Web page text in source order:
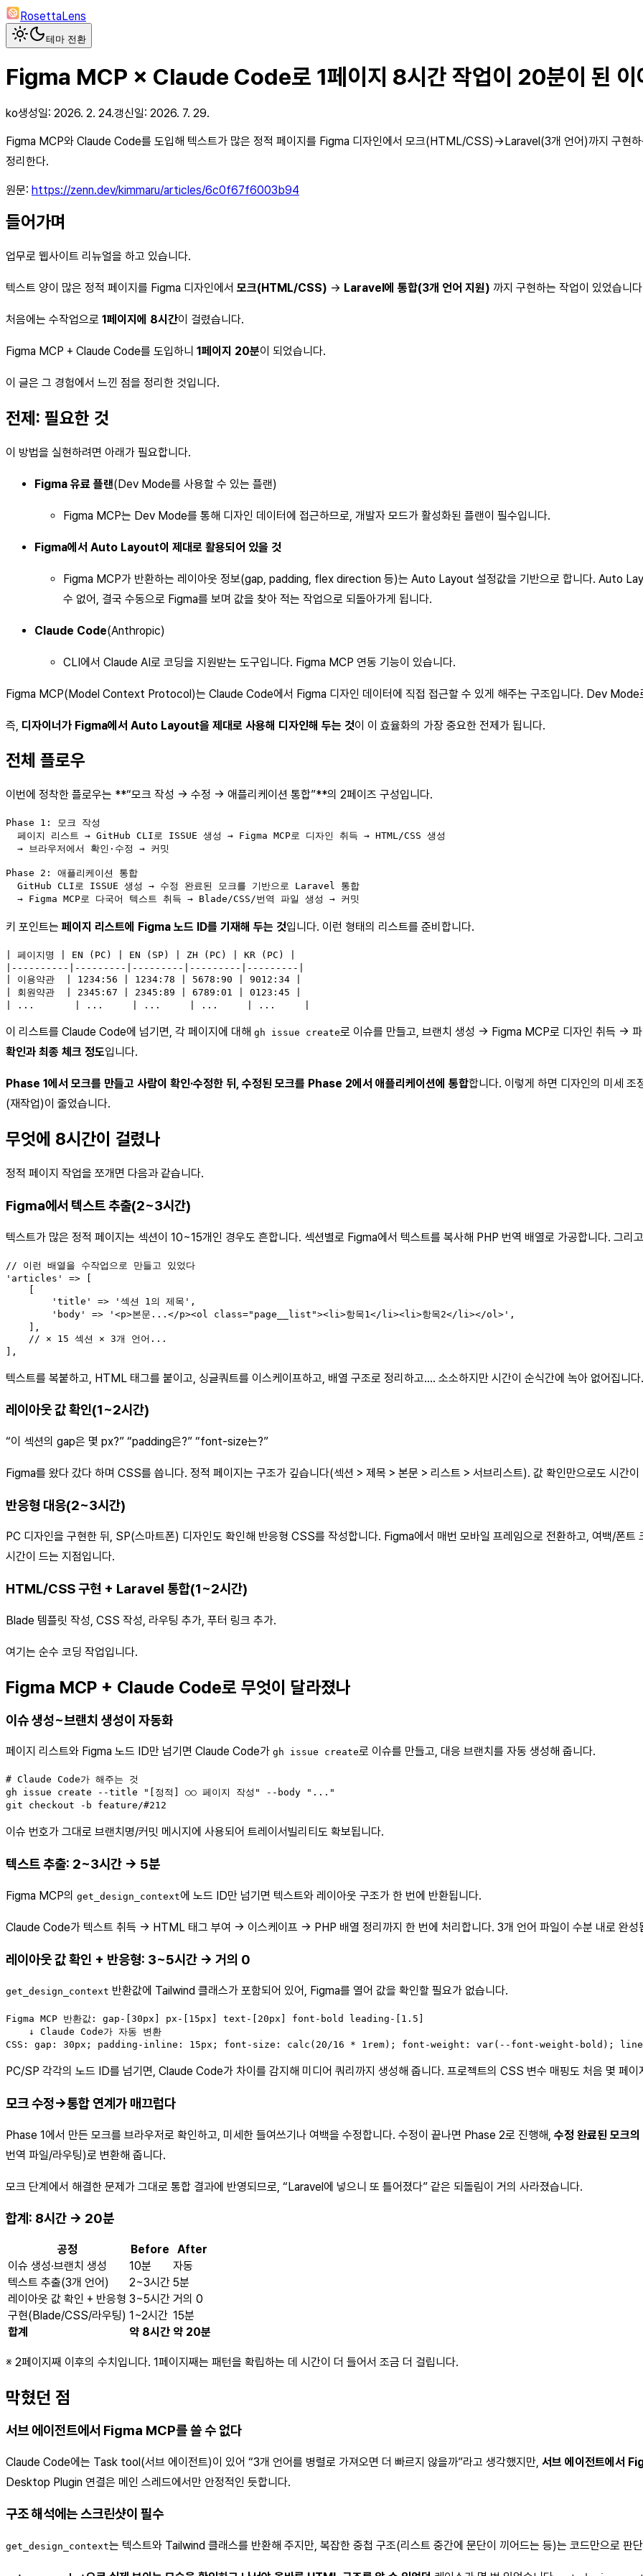
RosettaLens
테마 전환
Figma MCP × Claude Code로 1페이지 8시간 작업이 20분이 된 이
ko생성일: 2026. 2. 24.갱신일: 2026. 7. 29.
Figma MCP와 Claude Code를 도입해 텍스트가 많은 정적 페이지를 Figma 디자인에서 모크(HTML/CSS)→Laravel(3개 언어)까지 구현하
정리한다.
원문: https://zenn.dev/kimmaru/articles/6c0f67f6003b94
들어가며
업무로 웹사이트 리뉴얼을 하고 있습니다.
텍스트 양이 많은 정적 페이지를 Figma 디자인에서 모크(HTML/CSS) → Laravel에 통합(3개 언어 지원) 까지 구현하는 작업이 있었습니
처음에는 수작업으로 1페이지에 8시간이 걸렸습니다.
Figma MCP + Claude Code를 도입하니 1페이지 20분이 되었습니다.
이 글은 그 경험에서 느낀 점을 정리한 것입니다.
전제: 필요한 것
이 방법을 실현하려면 아래가 필요합니다.
Figma 유료 플랜(Dev Mode를 사용할 수 있는 플랜)
Figma MCP는 Dev Mode를 통해 디자인 데이터에 접근하므로, 개발자 모드가 활성화된 플랜이 필수입니다.
Figma에서 Auto Layout이 제대로 활용되어 있을 것
Figma MCP가 반환하는 레이아웃 정보(gap, padding, flex direction 등)는 Auto Layout 설정값을 기반으로 합니다. Auto
수 없어, 결국 수동으로 Figma를 보며 값을 찾아 적는 작업으로 되돌아가게 됩니다.
Claude Code(Anthropic)
CLI에서 Claude AI로 코딩을 지원받는 도구입니다. Figma MCP 연동 기능이 있습니다.
Figma MCP(Model Context Protocol)는 Claude Code에서 Figma 디자인 데이터에 직접 접근할 수 있게 해주는 구조입니다. Dev Mode
즉, 디자이너가 Figma에서 Auto Layout을 제대로 사용해 디자인해 두는 것이 이 효율화의 가장 중요한 전제가 됩니다.
전체 플로우
이번에 정착한 플로우는 **“모크 작성 → 수정 → 애플리케이션 통합”**의 2페이즈 구성입니다.
Phase 1: 모크 작성
  페이지 리스트 → GitHub CLI로 ISSUE 생성 → Figma MCP로 디자인 취득 → HTML/CSS 생성
  → 브라우저에서 확인·수정 → 커밋
Phase 2: 애플리케이션 통합
  GitHub CLI로 ISSUE 생성 → 수정 완료된 모크를 기반으로 Laravel 통합
  → Figma MCP로 다국어 텍스트 취득 → Blade/CSS/번역 파일 생성 → 커밋
키 포인트는 페이지 리스트에 Figma 노드 ID를 기재해 두는 것입니다. 이런 형태의 리스트를 준비합니다.
| 페이지명 | EN (PC) | EN (SP) | ZH (PC) | KR (PC) |
|----------|---------|---------|---------|---------|
| 이용약관  | 1234:56 | 1234:78 | 5678:90 | 9012:34 |
| 회원약관  | 2345:67 | 2345:89 | 6789:01 | 0123:45 |
| ...       | ...     | ...     | ...     | ...     |
이 리스트를 Claude Code에 넘기면, 각 페이지에 대해 gh issue create로 이슈를 만들고, 브랜치 생성 → Figma MCP로 디자인 취득 →
확인과 최종 체크 정도입니다.
Phase 1에서 모크를 만들고 사람이 확인·수정한 뒤, 수정된 모크를 Phase 2에서 애플리케이션에 통합합니다. 이렇게 하면 디자인의 미세 조
(재작업)이 줄었습니다.
무엇에 8시간이 걸렸나
정적 페이지 작업을 쪼개면 다음과 같습니다.
Figma에서 텍스트 추출(2~3시간)
텍스트가 많은 정적 페이지는 섹션이 10~15개인 경우도 흔합니다. 섹션별로 Figma에서 텍스트를 복사해 PHP 번역 배열로 가공합니다. 그리
// 이런 배열을 수작업으로 만들고 있었다
'articles' => [
    [
        'title' => '섹션 1의 제목',
        'body' => '<p>본문...</p><ol class="page__list"><li>항목1</li><li>항목2</li></ol>',
    ],
    // × 15 섹션 × 3개 언어...
],
텍스트를 복붙하고, HTML 태그를 붙이고, 싱글쿼트를 이스케이프하고, 배열 구조로 정리하고…. 소소하지만 시간이 순식간에 녹아 없어집니다.
레이아웃 값 확인(1~2시간)
“이 섹션의 gap은 몇 px?” “padding은?” “font-size는?”
Figma를 왔다 갔다 하며 CSS를 씁니다. 정적 페이지는 구조가 깊습니다(섹션 > 제목 > 본문 > 리스트 > 서브리스트). 값 확인만으로도 시간이
반응형 대응(2~3시간)
PC 디자인을 구현한 뒤, SP(스마트폰) 디자인도 확인해 반응형 CSS를 작성합니다. Figma에서 매번 모바일 프레임으로 전환하고, 여백/폰
시간이 드는 지점입니다.
HTML/CSS 구현 + Laravel 통합(1~2시간)
Blade 템플릿 작성, CSS 작성, 라우팅 추가, 푸터 링크 추가.
여기는 순수 코딩 작업입니다.
Figma MCP + Claude Code로 무엇이 달라졌나
이슈 생성~브랜치 생성이 자동화
페이지 리스트와 Figma 노드 ID만 넘기면 Claude Code가 gh issue create로 이슈를 만들고, 대응 브랜치를 자동 생성해 줍니다.
# Claude Code가 해주는 것
gh issue create --title "[정적] ○○ 페이지 작성" --body "..."
git checkout -b feature/#212
이슈 번호가 그대로 브랜치명/커밋 메시지에 사용되어 트레이서빌리티도 확보됩니다.
텍스트 추출: 2~3시간 → 5분
Figma MCP의 get_design_context에 노드 ID만 넘기면 텍스트와 레이아웃 구조가 한 번에 반환됩니다.
Claude Code가 텍스트 취득 → HTML 태그 부여 → 이스케이프 → PHP 배열 정리까지 한 번에 처리합니다. 3개 언어 파일이 수분 내로 완성
레이아웃 값 확인 + 반응형: 3~5시간 → 거의 0
get_design_context 반환값에 Tailwind 클래스가 포함되어 있어, Figma를 열어 값을 확인할 필요가 없습니다.
Figma MCP 반환값: gap-[30px] px-[15px] text-[20px] font-bold leading-[1.5]
    ↓ Claude Code가 자동 변환
CSS: gap: 30px; padding-inline: 15px; font-size: calc(20/16 * 1rem); font-weight: var(--font-weight-bold);
PC/SP 각각의 노드 ID를 넘기면, Claude Code가 차이를 감지해 미디어 쿼리까지 생성해 줍니다. 프로젝트의 CSS 변수 매핑도 처음 몇 페이
모크 수정→통합 연계가 매끄럽다
Phase 1에서 만든 모크를 브라우저로 확인하고, 미세한 들여쓰기나 여백을 수정합니다. 수정이 끝나면 Phase 2로 진행해, 수정 완료된 모크
번역 파일/라우팅)로 변환해 줍니다.
모크 단계에서 해결한 문제가 그대로 통합 결과에 반영되므로, “Laravel에 넣으니 또 틀어졌다” 같은 되돌림이 거의 사라졌습니다.
합계: 8시간 → 20분
공정 Before
After
이슈 생성·브랜치 생성
10분
자동
텍스트 추출(3개 언어)
2~3시간 5분
레이아웃 값 확인 + 반응형 3~5시간 거의 0
구현(Blade/CSS/라우팅) 1~2시간 15분
합계
약 8시간 약 20분
※ 2페이지째 이후의 수치입니다. 1페이지째는 패턴을 확립하는 데 시간이 더 들어서 조금 더 걸립니다.
막혔던 점
서브 에이전트에서 Figma MCP를 쓸 수 없다
Claude Code에는 Task tool(서브 에이전트)이 있어 “3개 언어를 병렬로 가져오면 더 빠르지 않을까”라고 생각했지만, 서브 에이전트에서
Desktop Plugin 연결은 메인 스레드에서만 안정적인 듯합니다.
구조 해석에는 스크린샷이 필수
get_design_context는 텍스트와 Tailwind 클래스를 반환해 주지만, 복잡한 중첩 구조(리스트 중간에 문단이 끼어드는 등)는 코드만으로 판